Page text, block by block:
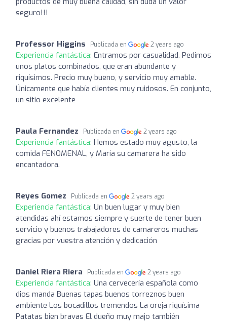
seguro!!!
Professor Higgins Publicada en 2 years ago
Experiencia fantástica: Entramos por casualidad. Pedimos
unos platos combinados, que eran abundante y
riquísimos. Precio muy bueno, y servicio muy amable.
Únicamente que había clientes muy ruidosos. En conjunto,
un sitio excelente
Paula Fernandez Publicada en 2 years ago
Experiencia fantástica: Hemos estado muy agusto, la
comida FENOMENAL, y María su camarera ha sido
encantadora.
Reyes Gomez Publicada en 2 years ago
Experiencia fantástica: Un buen lugar y muy bien
atendidas ahí estamos siempre y suerte de tener buen
servicio y buenos trabajadores de camareros muchas
gracias por vuestra atención y dedicación
Daniel Riera Riera Publicada en 2 years ago
Experiencia fantástica: Una cervecería española como
dios manda Buenas tapas buenos torreznos buen
ambiente Los bocadillos tremendos La oreja riquísima
Patatas bien bravas El dueño muy majo también